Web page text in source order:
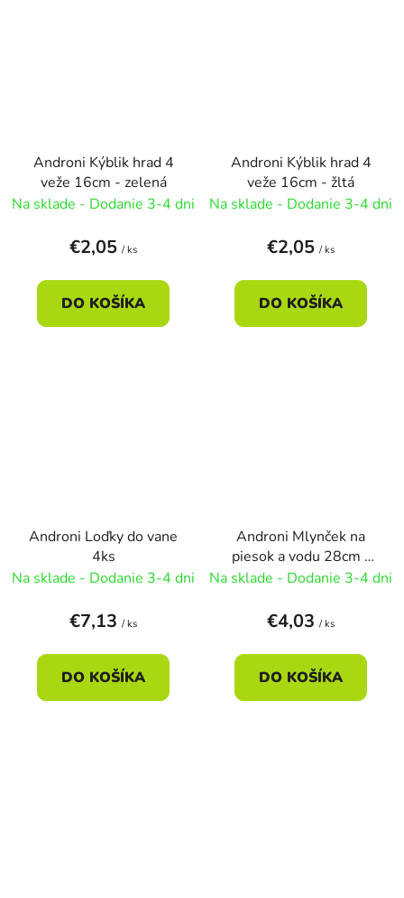
Androni Kýblik hrad 4
veže 16cm - zelená
Na sklade - Dodanie 3-4 dni
€2,05 / ks
DO KOŠÍKA
Androni Kýblik hrad 4
veže 16cm - žltá
Na sklade - Dodanie 3-4 dni
€2,05 / ks
DO KOŠÍKA
Androni Loďky do vane
4ks
Na sklade - Dodanie 3-4 dni
€7,13 / ks
DO KOŠÍKA
Androni Mlynček na
piesok a vodu 28cm -
modrá
Na sklade - Dodanie 3-4 dni
€4,03 / ks
DO KOŠÍKA